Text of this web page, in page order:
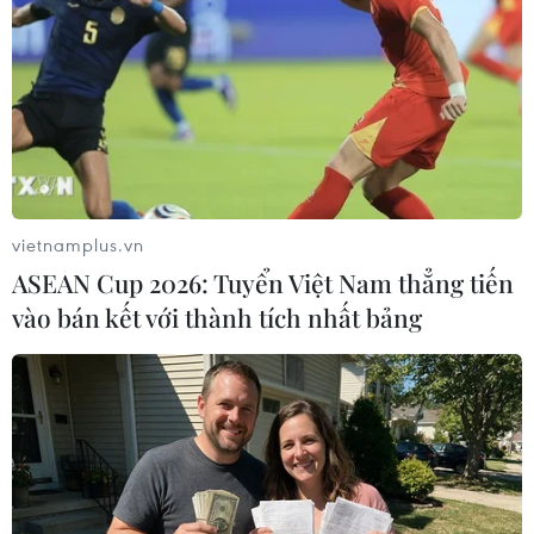
World Cup 2010 và những câu nói
khó quên nhất
12/07/2010 11:07
Tây Ban Nha thống trị đội hình tiêu
biểu World Cup
12/07/2010 10:47
World Cup 2010 và những dấu ấn
khó quên nhất
12/07/2010 08:02
Thăng-trầm sau tiếng còi mãn cuộc
vietnamplus.vn
ASEAN Cup 2026: Tuyển Việt Nam thẳng tiến
vào bán kết với thành tích nhất bảng